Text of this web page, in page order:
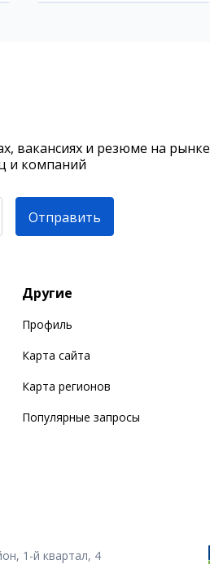
вакансиях и резюме на рынке
и компаний
Отправить
Другие
Профиль
Карта сайта
Карта регионов
Популярные запросы
1-й квартал, 4